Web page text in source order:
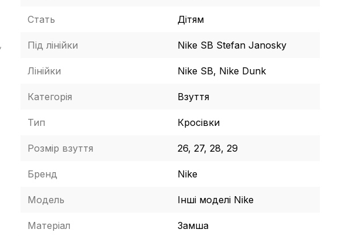
Стать Дітям
Під лінійки Nike SB Stefan Janosky
Лінійки Nike SB, Nike Dunk
Категорія Взуття
Тип Кросівки
Розмір взуття 26, 27, 28, 29
Бренд Nike
Модель Інші моделі Nike
Матеріал Замша